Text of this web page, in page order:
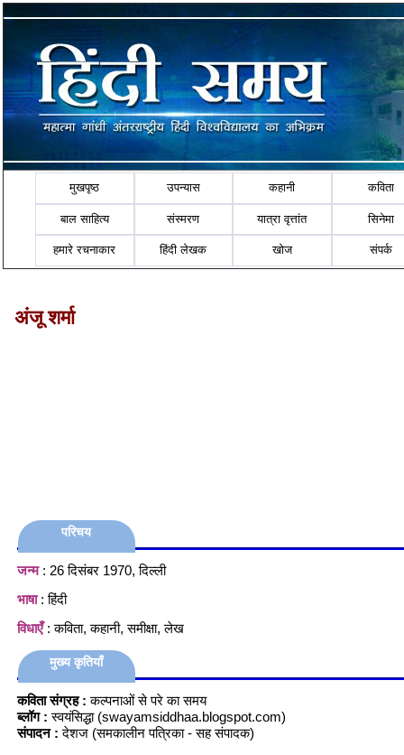
मुखपृष्ठ उपन्यास कहानी कविता
बाल साहित्य संस्मरण यात्रा वृत्तांत सिनेमा
हमारे रचनाकार हिंदी लेखक खोज संपर्क
अंजू शर्मा
परिचय
जन्म: 26 दिसंबर 1970, दिल्ली
भाषा: हिंदी
विधाएँ: कविता, कहानी, समीक्षा, लेख
मुख्य कृतियाँ
कविता संग्रह : कल्पनाओं से परे का समय
ब्लॉग :स्वयंसिद्धा (swayamsiddhaa.blogspot.com)
संपादन :देशज (समकालीन पत्रिका - सह संपादक)